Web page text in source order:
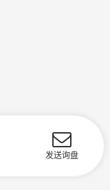
发送询盘